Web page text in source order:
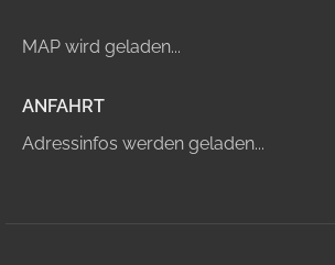
MAP wird geladen...
ANFAHRT
Adressinfos werden geladen...